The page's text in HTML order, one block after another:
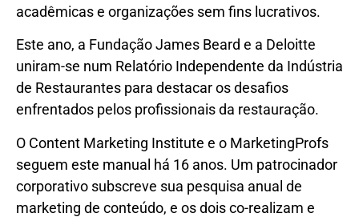
acadêmicas e organizações sem fins lucrativos.
Este ano, a Fundação James Beard e a Deloitte
uniram-se num Relatório Independente da Indústria
de Restaurantes para destacar os desafios
enfrentados pelos profissionais da restauração.
O Content Marketing Institute e o MarketingProfs
seguem este manual há 16 anos. Um patrocinador
corporativo subscreve sua pesquisa anual de
marketing de conteúdo, e os dois co-realizam e